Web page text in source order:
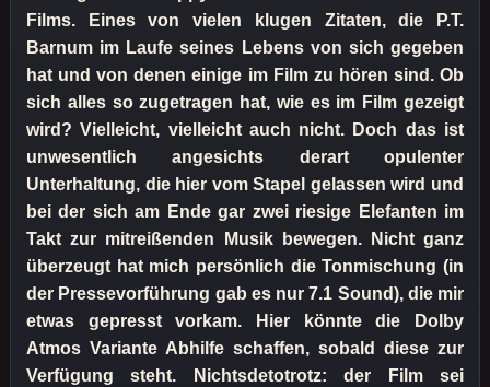
Films. Eines von vielen klugen Zitaten, die P.T.
Barnum im Laufe seines Lebens von sich gegeben
hat und von denen einige im Film zu hören sind. Ob
sich alles so zugetragen hat, wie es im Film gezeigt
wird? Vielleicht, vielleicht auch nicht. Doch das ist
unwesentlich angesichts derart opulenter
Unterhaltung, die hier vom Stapel gelassen wird und
bei der sich am Ende gar zwei riesige Elefanten im
Takt zur mitreißenden Musik bewegen. Nicht ganz
überzeugt hat mich persönlich die Tonmischung (in
der Pressevorführung gab es nur 7.1 Sound), die mir
etwas gepresst vorkam. Hier könnte die Dolby
Atmos Variante Abhilfe schaffen, sobald diese zur
Verfügung steht. Nichtsdetotrotz: der Film sei